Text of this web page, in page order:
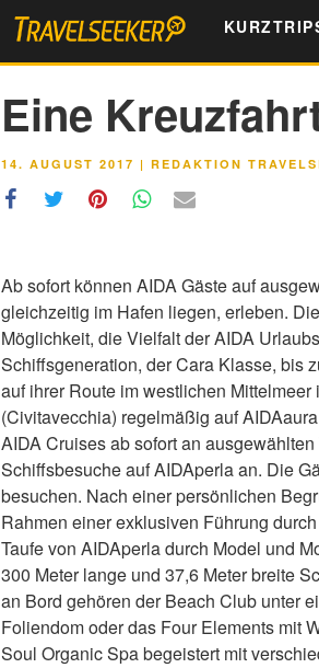
Eine
VERÖFFENTLICHT
14. AUGUST 2017 | REDAKTION
Ab sofort können AIDA Gäste auf
gleichzeitig im Hafen liegen, erleben.
Möglichkeit, die Vielfalt der AIDA
Schiffsgeneration, der Cara Klasse, bis
auf ihrer Route im westlichen
(Civitavecchia) regelmäßig auf
AIDA Cruises ab sofort an
Schiffsbesuche auf AIDAperla an. Die
besuchen. Nach einer persönlichen
Rahmen einer exklusiven Führung
Taufe von AIDAperla durch Model und
300 Meter lange und 37,6 Meter breite
an Bord gehören der Beach Club unter
Foliendom oder das Four Elements mit
Soul Organic Spa begeistert mit